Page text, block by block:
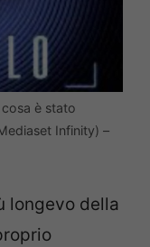
è stato
Infinity) –
longevo della